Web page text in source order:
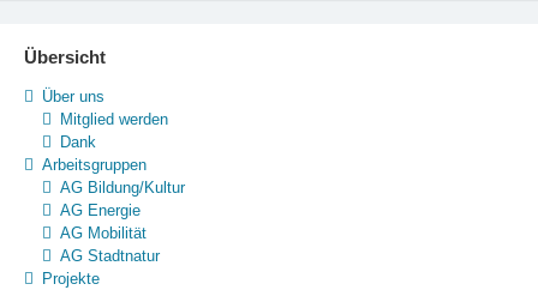
Übersicht
Über uns
Mitglied werden
Dank
Arbeitsgruppen
AG Bildung/Kultur
AG Energie
AG Mobilität
AG Stadtnatur
Projekte